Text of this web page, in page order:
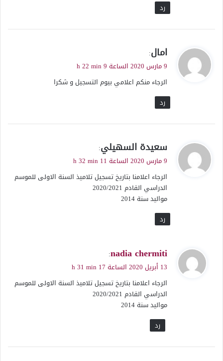
رد
ي
ق
ل
امال:
9 مارس 2020 الساعة 9 h 22 min
الرجاء منكم اعلامي بيوم التسجيل و شكرا
رد
ي
ق
ل
سعيدة السهيلي:
9 مارس 2020 الساعة 11 h 32 min
الرجاء اعلامنا بتاريخ تسجيل تلاميذ السنة الاولى للموسم
الدراسي القادم 2020/2021
مواليد سنة 2014
رد
ي
ق
ل
nadia chermiti
:
13 أبريل 2020 الساعة 17 h 31 min
الرجاء اعلامنا بتاريخ تسجيل تلاميذ السنة الاولى للموسم
الدراسي القادم 2020/2021
مواليد سنة 2014
رد